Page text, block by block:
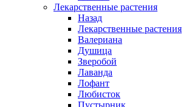
Лекарственные растения
Назад
Лекарственные растения
Валериана
Душица
Зверобой
Лаванда
Лофант
Любисток
Пустырник